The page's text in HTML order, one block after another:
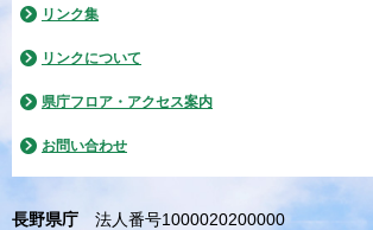
リンク集
リンクについて
県庁フロア・アクセス案内
お問い合わせ
長野県庁
法人番号1000020200000